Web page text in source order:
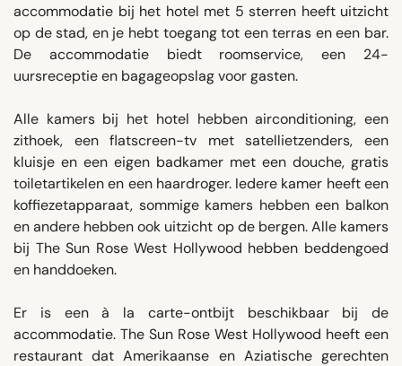
accommodatie bij het hotel met 5 sterren heeft uitzicht
op de stad, en je hebt toegang tot een terras en een bar.
De accommodatie biedt roomservice, een 24-
uursreceptie en bagageopslag voor gasten.
Alle kamers bij het hotel hebben airconditioning, een
zithoek, een flatscreen-tv met satellietzenders, een
kluisje en een eigen badkamer met een douche, gratis
toiletartikelen en een haardroger. Iedere kamer heeft een
koffiezetapparaat, sommige kamers hebben een balkon
en andere hebben ook uitzicht op de bergen. Alle kamers
bij The Sun Rose West Hollywood hebben beddengoed
en handdoeken.
Er is een à la carte-ontbijt beschikbaar bij de
accommodatie. The Sun Rose West Hollywood heeft een
restaurant dat Amerikaanse en Aziatische gerechten